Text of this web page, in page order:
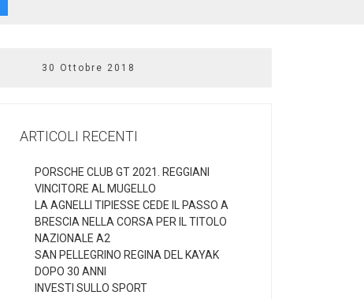
30 Ottobre 2018
ARTICOLI RECENTI
PORSCHE CLUB GT 2021. REGGIANI
VINCITORE AL MUGELLO
LA AGNELLI TIPIESSE CEDE IL PASSO A
BRESCIA NELLA CORSA PER IL TITOLO
NAZIONALE A2
SAN PELLEGRINO REGINA DEL KAYAK
DOPO 30 ANNI
INVESTI SULLO SPORT